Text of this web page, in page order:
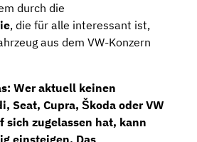
durch die
, die für alle interessant ist,
aus dem VW-Konzern
Wer aktuell keinen
Seat, Cupra, Škoda oder VW
sich zugelassen hat, kann